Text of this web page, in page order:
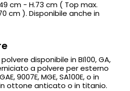
cm - H.73 cm ( Top max.
cm ). Disponibile anche in
disponibile in BI100, GA,
a polvere per esterno
9007E, MGE, SA100E, o in
ottone anticato o in titanio.